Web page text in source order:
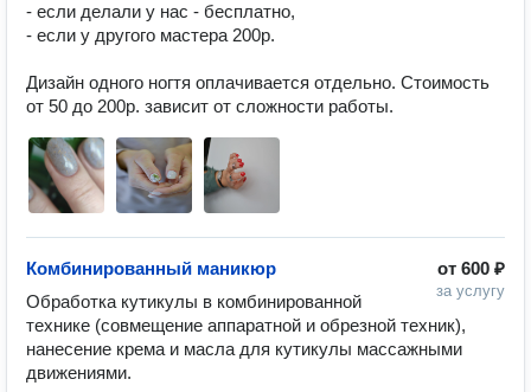
- если делали у нас - бесплатно,
- если у другого мастера 200р.
Дизайн одного ногтя оплачивается отдельно. Стоимость
от 50 до 200р. зависит от сложности работы.
от 600 ₽
за услугу
Комбинированный маникюр
Обработка кутикулы в комбинированной
технике (совмещение аппаратной и обрезной техник),
нанесение крема и масла для кутикулы массажными